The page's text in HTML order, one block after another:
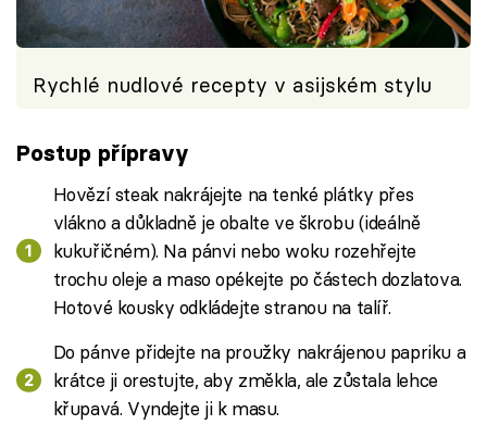
Rychlé nudlové recepty v asijském stylu
Postup přípravy
Hovězí steak nakrájejte na tenké plátky přes
vlákno a důkladně je obalte ve škrobu (ideálně
kukuřičném). Na pánvi nebo woku rozehřejte
trochu oleje a maso opékejte po částech dozlatova.
Hotové kousky odkládejte stranou na talíř.
Do pánve přidejte na proužky nakrájenou papriku a
krátce ji orestujte, aby změkla, ale zůstala lehce
křupavá. Vyndejte ji k masu.